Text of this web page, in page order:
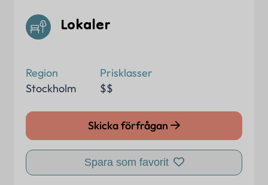
Lokaler
Skicka förfrågan
Spara som favorit
Region
Stockholm
Prisklasser
$$